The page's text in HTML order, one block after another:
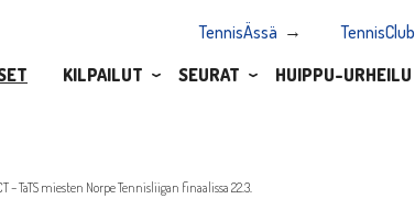
TennisÄssä TennisClub
KILPAILUT SEURAT HUIPPU-URHEILU
– TaTS miesten Norpe Tennisliigan finaalissa 22.3.